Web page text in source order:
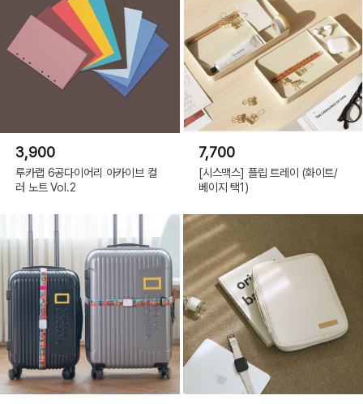
3,900
루카랩 6공다이어리 아카이브 컬
러 노트 Vol.2
7,700
[시스맥스] 플립 트레이 (화이트/
베이지 택1)